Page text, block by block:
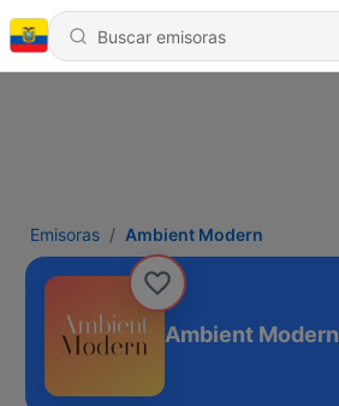
Emisoras Ambient Modern
Ambient Modern